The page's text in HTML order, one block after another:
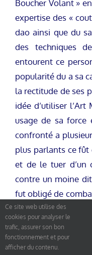
Boucher Volant »
expertise des «
dao ainsi que du
des techniques
entourent ce
popularité du a sa
la rectitude de ses
idée d’utiliser
usage de sa force
confronté a
plus parlants ce
et de le tuer d’un
contre un moine
fut obligé de
vainquit aussi d’un
de pied à l’ombre
Tigre et de la Grue ».
Ce site web utilise des
cookies pour analyser le
trafic, assurer son bon
fonctionnement et pour
afficher du contenu.